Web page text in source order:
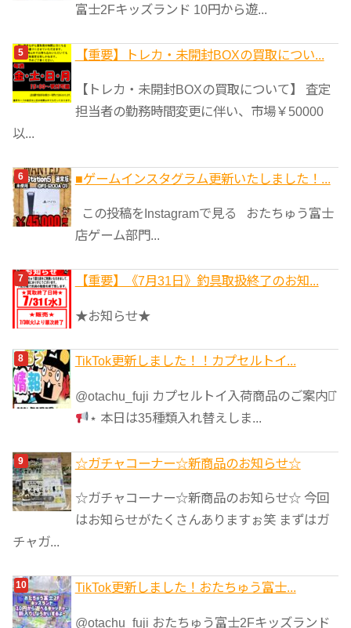
富士2Fキッズランド 10円から遊...
【重要】トレカ・未開封BOXの買取につい...
【トレカ・未開封BOXの買取について】 査定
担当者の勤務時間変更に伴い、市場￥50000
以...
■ゲームインスタグラム更新いたしました！...
この投稿をInstagramで見る おたちゅう富士
店ゲーム部門...
【重要】《7月31日》釣具取扱終了のお知...
★お知らせ★
TikTok更新しました！！カプセルトイ...
@otachu_fuji カプセルトイ入荷商品のご案内⋆͛
⋆ 本日は35種類入れ替えしま...
☆ガチャコーナー☆新商品のお知らせ☆
☆ガチャコーナー☆新商品のお知らせ☆ 今回
はお知らせがたくさんありますぉ笑 まずはガ
チャガ...
TikTok更新しました！おたちゅう富士...
@otachu_fuji おたちゅう富士2Fキッズランド